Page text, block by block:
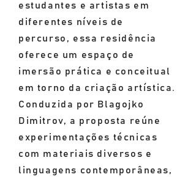
estudantes e artistas em
diferentes níveis de
percurso, essa residência
oferece um espaço de
imersão prática e conceitual
em torno da criação artística.
Conduzida por Blagojko
Dimitrov, a proposta reúne
experimentações técnicas
com materiais diversos e
linguagens contemporâneas,